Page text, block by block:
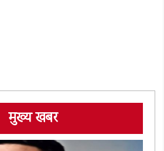
मुख्य खबर